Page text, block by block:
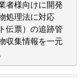
者様向けに開発
処理法に対応
伝票）の追跡管
収集情報を一元